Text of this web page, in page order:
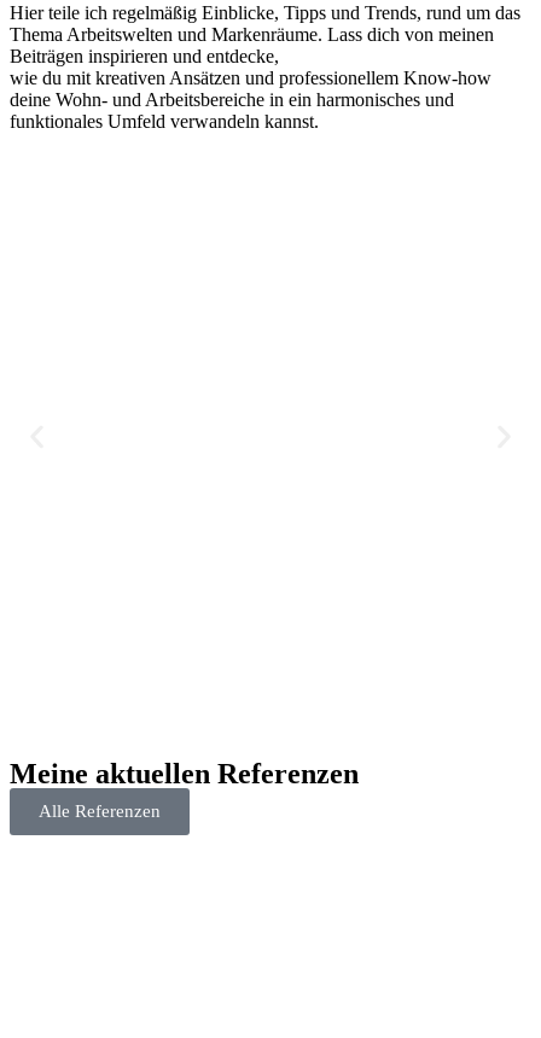
Hier teile ich regelmäßig Einblicke, Tipps und Trends, rund um das
Thema Arbeitswelten und Markenräume. Lass dich von meinen
Beiträgen inspirieren und entdecke,
wie du mit kreativen Ansätzen und professionellem Know-how
deine Wohn- und Arbeitsbereiche in ein harmonisches und
funktionales Umfeld verwandeln kannst.
Meine aktuellen Referenzen
Alle Referenzen